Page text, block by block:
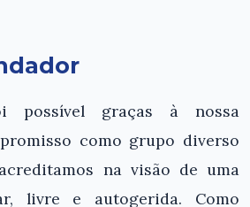
possível graças à nossa
como grupo diverso
na visão de uma
livre e autogerida. Como